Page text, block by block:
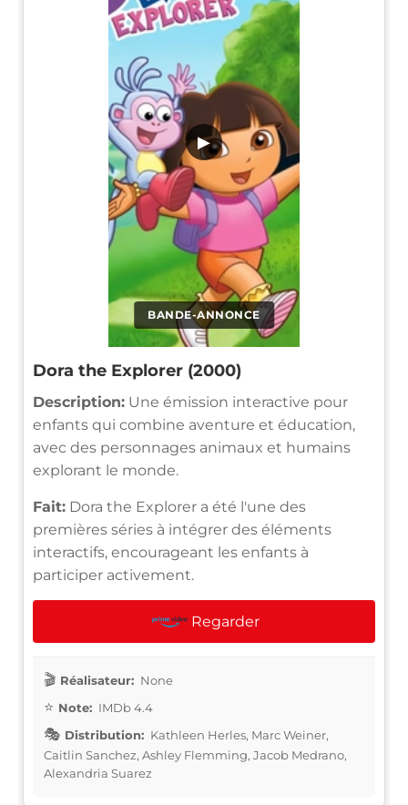
BANDE-ANNONCE
▶
Dora the Explorer (2000)
Description: Une émission interactive pour
enfants qui combine aventure et éducation,
avec des personnages animaux et humains
explorant le monde.
Fait: Dora the Explorer a été l'une des
premières séries à intégrer des éléments
interactifs, encourageant les enfants à
participer activement.
Regarder
Réalisateur: None
Note: IMDb 4.4
Distribution: Kathleen Herles, Marc Weiner,
Caitlin Sanchez, Ashley Flemming, Jacob Medrano,
Alexandria Suarez